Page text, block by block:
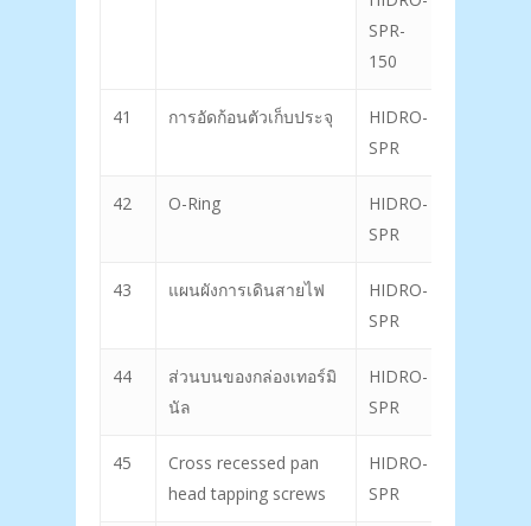
SPR-
150
41 การอัดก้อนตัวเก็บประจุ
HIDRO-
SPR
42 O-Ring
HIDRO-
SPR
43 แผนผังการเดินสายไฟ
HIDRO-
SPR
44
ส่วนบนของกล่องเทอร์มิ
นัล
HIDRO-
SPR
45
Cross recessed pan
head tapping screws
HIDRO-
SPR